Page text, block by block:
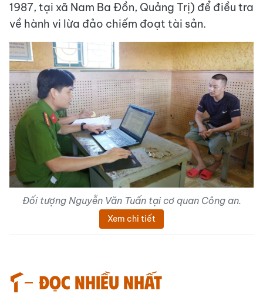
1987, tại xã Nam Ba Đồn, Quảng Trị) để điều tra
về hành vi lừa đảo chiếm đoạt tài sản.
Đối tượng Nguyễn Văn Tuấn tại cơ quan Công an.
Xem chi tiết
Đọc nhiều nhất